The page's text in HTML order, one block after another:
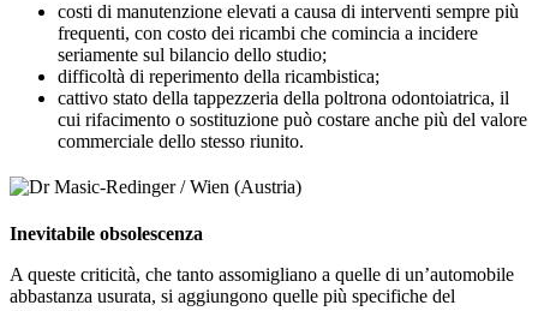
costi di manutenzione elevati a causa di interventi sempre più
frequenti, con costo dei ricambi che comincia a incidere
seriamente sul bilancio dello studio;
difficoltà di reperimento della ricambistica;
cattivo stato della tappezzeria della poltrona odontoiatrica, il
cui rifacimento o sostituzione può costare anche più del valore
commerciale dello stesso riunito.
Inevitabile obsolescenza
A queste criticità, che tanto assomigliano a quelle di un’automobile
abbastanza usurata, si aggiungono quelle più specifiche del